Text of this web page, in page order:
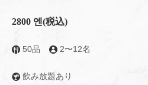
2800 엔(税込)
50品 2〜12名
飲み放題あり